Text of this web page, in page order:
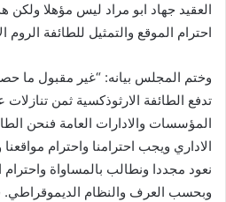
العقيد جهاد ابو مراد ليس مؤهلا ولكن
احترام الموقع والتمثيل للطائفة الروم
وختم المجلس بيانه: “غير مقبول ما
تدفع الطائفة الارثوذكسية ثمن
المؤسسات والادارات العامة فنحن
الاداري ويجب احترامنا واحترام
نعود مجددا ونطالب بالمساواة
وبحسب العرف والنظام الديموقراطي.